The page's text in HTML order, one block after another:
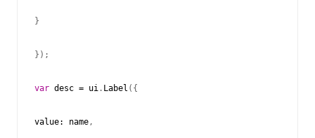
}
});
var desc = ui . Label ({
value: name ,